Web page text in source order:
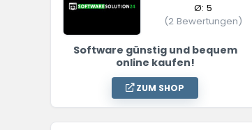
Software günstig und bequem
online kaufen!
Ø: 5
(2 Bewertungen)
ZUM SHOP